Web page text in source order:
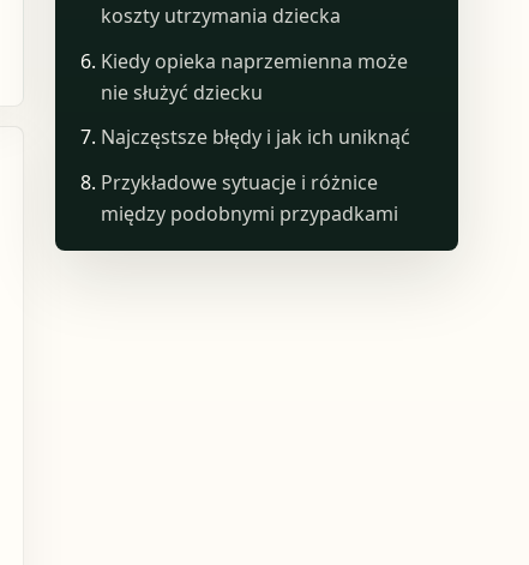
koszty utrzymania dziecka
Kiedy opieka naprzemienna może
nie służyć dziecku
Najczęstsze błędy i jak ich uniknąć
Przykładowe sytuacje i różnice
między podobnymi przypadkami